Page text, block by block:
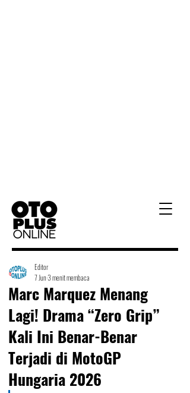
Marc Marquez Menang
Lagi! Drama “Zero Grip”
Kali Ini Benar-Benar
Terjadi di MotoGP
Hungaria 2026
Editor
7 Jun3 menit membaca